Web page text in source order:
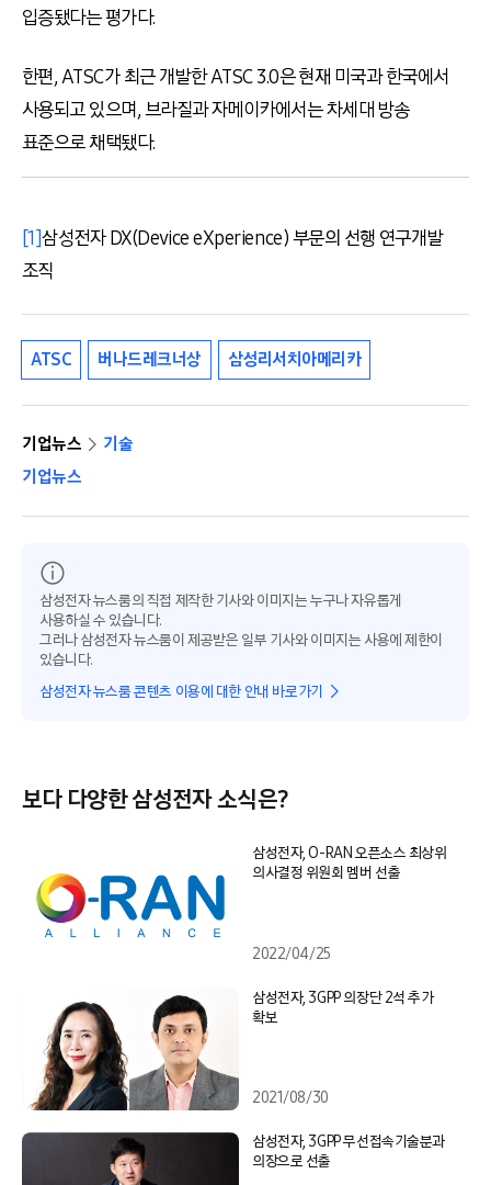
입증됐다는 평가다.
한편, ATSC가 최근 개발한ATSC 3.0은 현재 미국과 한국에서
사용되고 있으며,브라질과 자메이카에서는 차세대 방송
표준으로 채택됐다.
[1]삼성전자 DX(Device eXperience) 부문의 선행 연구개발
조직
ATSC 버나드레크너상 삼성리서치아메리카
기업뉴스
기술
기업뉴스
삼성전자 뉴스룸의 직접 제작한 기사와 이미지는 누구나 자유롭게
사용하실 수 있습니다.
그러나 삼성전자 뉴스룸이 제공받은 일부 기사와 이미지는 사용에 제한이
있습니다.
삼성전자 뉴스룸 콘텐츠 이용에 대한 안내 바로가기
보다 다양한 삼성전자 소식은?
삼성전자, O-RAN 오픈소스 최상위
의사결정 위원회 멤버 선출
2022/04/25
삼성전자, 3GPP 의장단 2석 추가
확보
2021/08/30
삼성전자, 3GPP 무선접속기술분과
의장으로 선출